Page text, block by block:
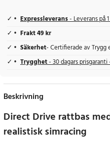
Expressleverans- Leverans på
Frakt 49 kr
Säkerhet- Certifierade av Trygg
Trygghet- 30 dagars
Beskrivning
Direct Drive rattbas
realistisk simracing